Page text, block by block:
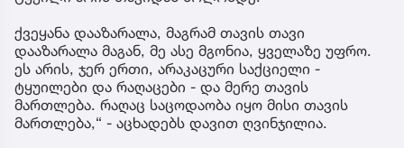
ქვეყანა დააზარალა, მაგრამ თავის თავი
დააზარალა მაგან, მე ასე მგონია, ყველაზე უფრო.
ეს არის, ჯერ ერთი, არაკაცური საქციელი -
ტყუილები და რაღაცები - და მერე თავის
მართლება. რაღაც საცოდაობა იყო მისი თავის
მართლება,“ - აცხადებს დავით ღვინჯილია.